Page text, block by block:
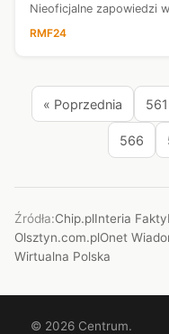
Nieoficjalne zapowiedzi
RMF24
« Poprzednia 561
566
Źródła:Chip.plInteria Fakty
Olsztyn.com.plOnet
Wirtualna Polska
© 2026 Centrum.